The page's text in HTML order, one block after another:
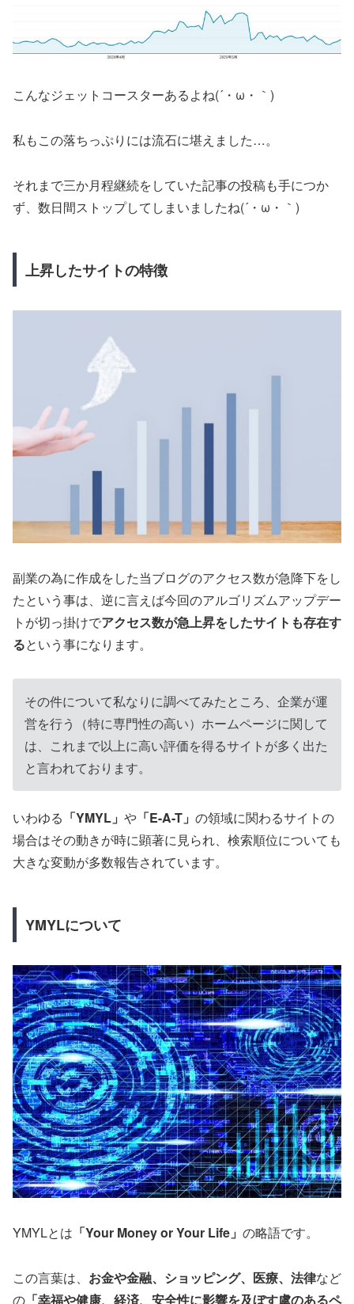
こんなジェットコースターあるよね(´・ω・｀)
私もこの落ちっぷりには流石に堪えました…。
それまで三か月程継続をしていた記事の投稿も手につか
ず、数日間ストップしてしまいましたね(´・ω・｀)
上昇したサイトの特徴
副業の為に作成をした当ブログのアクセス数が急降下をし
たという事は、逆に言えば今回のアルゴリズムアップデー
トが切っ掛けでアクセス数が急上昇をしたサイトも存在す
るという事になります。
その件について私なりに調べてみたところ、企業が運
営を行う（特に専門性の高い）ホームページに関して
は、これまで以上に高い評価を得るサイトが多く出た
と言われております。
いわゆる 「YMYL」 や 「E-A-T」 の領域に関わるサイトの
場合はその動きが時に顕著に見られ、検索順位についても
大きな変動が多数報告されています。
YMYLについて
YMYLとは 「Your Money or Your Life」 の略語です。
この言葉は、 お金や金融、ショッピング、医療、法律など
の 「幸福や健康、経済、安全性に影響を及ぼす虞のあるペ